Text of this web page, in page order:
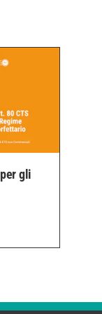
gli